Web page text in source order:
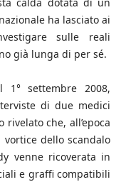
ha lasciato ai
sulle reali
già lunga di per sé.
settembre 2008,
di due medici
che, all’epoca
dello scandalo
venne ricoverata in
e graffi compatibili